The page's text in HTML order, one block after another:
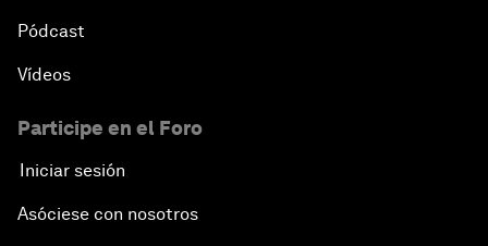
Pódcast
Vídeos
Participe en el Foro
Iniciar sesión
Asóciese con nosotros